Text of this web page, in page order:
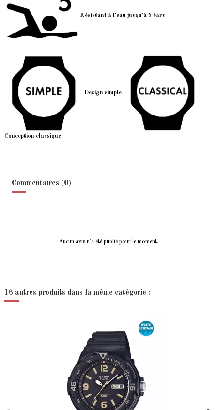
Résistant à l'eau jusqu'à 5 bars
Design simple
Conception classique
Commentaires (0)
Aucun avis n'a été publié pour le moment.
16 autres produits dans la même catégorie :